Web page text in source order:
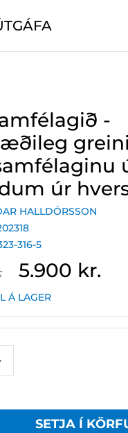
-
úr
HALLDÓRSSON
316-5
5.900 kr.
Á LAGER
SETJA Í